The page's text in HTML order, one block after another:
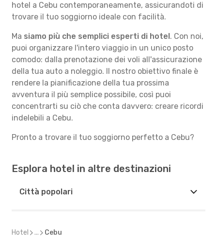
hotel a Cebu contemporaneamente, assicurandoti di
trovare il tuo soggiorno ideale con facilità.
Ma siamo più che semplici esperti di hotel. Con noi,
puoi organizzare l'intero viaggio in un unico posto
comodo: dalla prenotazione dei voli all'assicurazione
della tua auto a noleggio. Il nostro obiettivo finale è
rendere la pianificazione della tua prossima
avventura il più semplice possibile, così puoi
concentrarti su ciò che conta davvero: creare ricordi
indelebili a Cebu.
Pronto a trovare il tuo soggiorno perfetto a Cebu?
Esplora hotel in altre destinazioni
Città popolari
Hotel ... Cebu